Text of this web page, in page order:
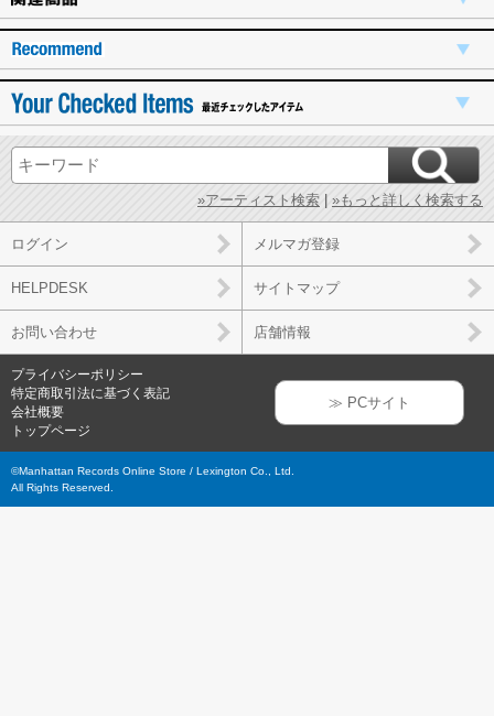
»アーティスト検索 »もっと詳しく検索する
ログイン メルマガ登録
HELPDESK サイトマップ
お問い合わせ 店舗情報
プライバシーポリシー
特定商取引法に基づく表記
会社概要
トップページ
≫ PCサイト
©Manhattan Records Online Store / Lexington Co., Ltd.
All Rights Reserved.